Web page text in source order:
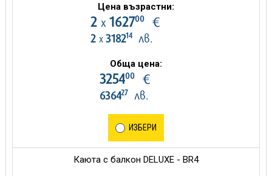
Цена възрастни:
2 х 162700€
2 х 318214лв.
Обща цена:
325400€
636427лв.
ИЗБЕРИ
Каюта с балкон DELUXE - BR4